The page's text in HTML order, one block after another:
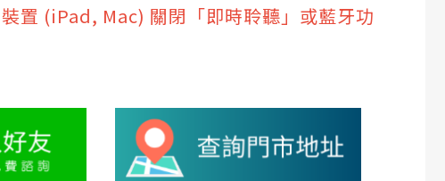
置 (iPad, Mac) 關閉「即時聆聽」或藍牙功